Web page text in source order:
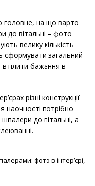
на що варто
до вітальні – фото
велику кількість
сформувати загальний
втілити бажання в
різні конструкції
наочності потрібно
до вітальні, а
фото в інтер’єрі,